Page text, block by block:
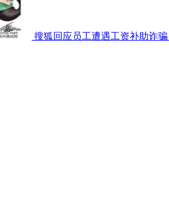
搜狐回应员工遭遇工资补助诈骗